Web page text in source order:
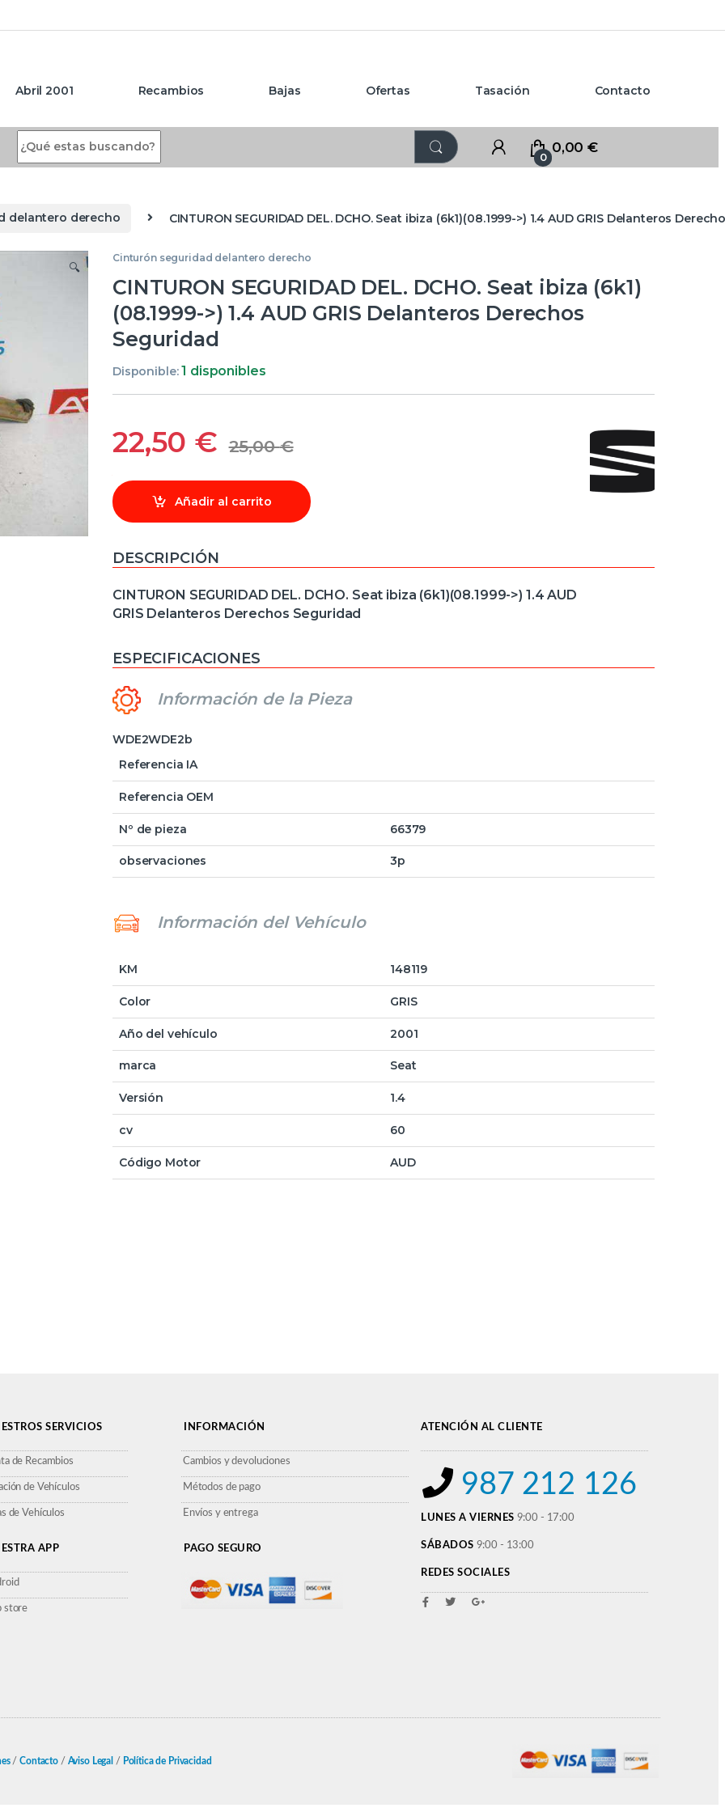
Abril 2001 Recambios Bajas Ofertas Tasación Contacto
0
0,00€
delantero derecho CINTURON SEGURIDAD DEL. DCHO. Seat ibiza (6k1)(08.1999->) 1.4 AUD GRIS Delanteros
🔍
Cinturón seguridad delantero derecho
CINTURON SEGURIDAD DEL. DCHO. Seat ibiza (6k1)
(08.1999->) 1.4 AUD GRIS Delanteros Derechos
Seguridad
Disponible:1 disponibles
22,50 € 25,00€
Añadir al carrito
DESCRIPCIÓN
CINTURON SEGURIDAD DEL. DCHO. Seat ibiza (6k1)(08.1999->) 1.4 AUD
GRIS Delanteros Derechos Seguridad
ESPECIFICACIONES
Información de la Pieza
WDE2WDE2b
Referencia IA
Referencia OEM
Nº de pieza 66379
observaciones 3p
Información del Vehículo
KM 148119
Color GRIS
Año del vehículo 2001
marca Seat
Versión 1.4
cv 60
Código Motor AUD
SERVICIOS
de Recambios
de Vehículos
de Vehículos
APP
store
INFORMACIÓN
Cambios y devoluciones
Métodos de pago
Envíos y entrega
PAGO SEGURO
ATENCIÓN AL CLIENTE
987 212 126
LUNES A VIERNES 9:00 - 17:00
SÁBADOS 9:00 - 13:00
REDES SOCIALES
/ Contacto / Aviso Legal / Política de Privacidad